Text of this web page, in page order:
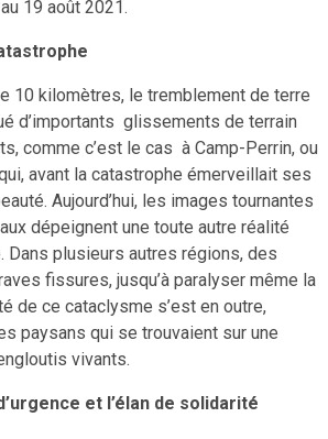
19 août 2021.
10 kilomètres, le tremblement de terre
d’importants glissements de terrain
comme c’est le cas à Camp-Perrin, ou
avant la catastrophe émerveillait ses
Aujourd’hui, les images tournantes
dépeignent une toute autre réalité
Dans plusieurs autres régions, des
fissures, jusqu’à paralyser même la
de ce cataclysme s’est en outre,
paysans qui se trouvaient sur une
vivants.
et l’élan de solidarité